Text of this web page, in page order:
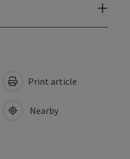
Print article
Nearby